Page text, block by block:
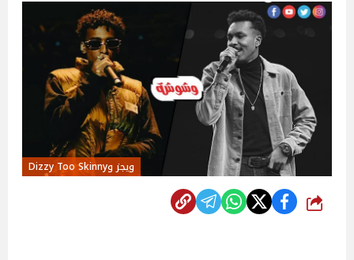
ويجز وDizzy Too Skinny
شارك